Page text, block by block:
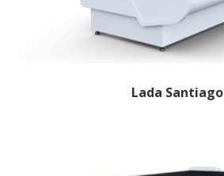
Lada Santiago